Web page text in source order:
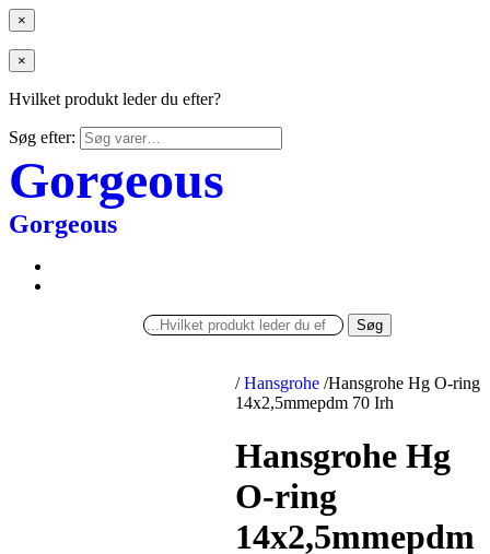
×
×
Hvilket produkt leder du efter?
Søg efter:
Gorgeous
Gorgeous
Søg
/ Hansgrohe /Hansgrohe Hg O-ring
14x2,5mmepdm 70 Irh
Hansgrohe Hg
O-ring
14x2,5mmepdm